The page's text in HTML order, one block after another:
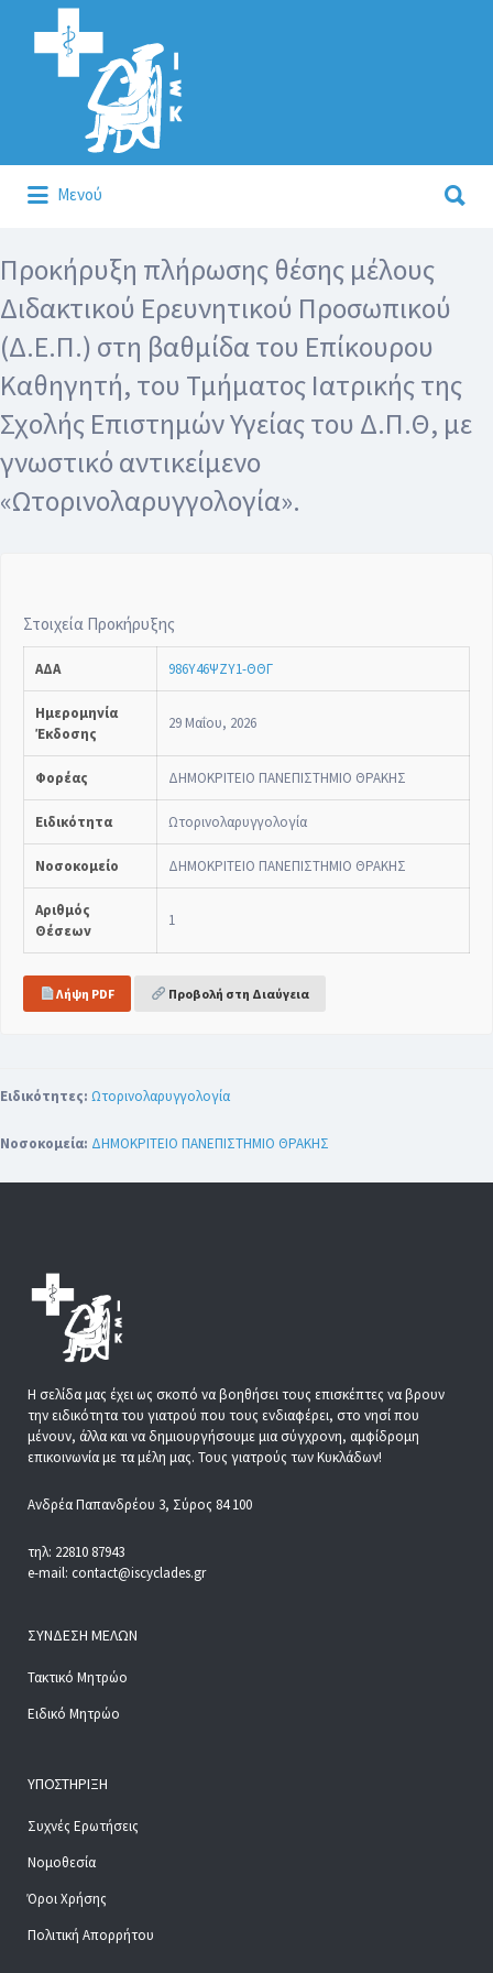
Αναζήτηση
για:
Μενού
για:
Προκήρυξη πλήρωσης θέσης μέλους
Διδακτικού Ερευνητικού Προσωπικού
(Δ.Ε.Π.) στη βαθμίδα του Επίκουρου
Καθηγητή, του Τμήματος Ιατρικής της
Σχολής Επιστημών Υγείας του Δ.Π.Θ, με
γνωστικό αντικείμενο
«Ωτορινολαρυγγολογία».
Στοιχεία Προκήρυξης
ΑΔΑ 986Υ46ΨΖΥ1-ΘΘΓ
Ημερομηνία
Έκδοσης
29 Μαΐου, 2026
Φορέας ΔΗΜΟΚΡΙΤΕΙΟ ΠΑΝΕΠΙΣΤΗΜΙΟ ΘΡΑΚΗΣ
Ειδικότητα Ωτορινολαρυγγολογία
Νοσοκομείο ΔΗΜΟΚΡΙΤΕΙΟ ΠΑΝΕΠΙΣΤΗΜΙΟ ΘΡΑΚΗΣ
Αριθμός
Θέσεων
1
Λήψη PDF Προβολή στη Διαύγεια
Ειδικότητες: Ωτορινολαρυγγολογία
Νοσοκομεία: ΔΗΜΟΚΡΙΤΕΙΟ ΠΑΝΕΠΙΣΤΗΜΙΟ ΘΡΑΚΗΣ
Η σελίδα μας έχει ως σκοπό να βοηθήσει τους επισκέπτες να βρουν
την ειδικότητα του γιατρού που τους ενδιαφέρει, στο νησί που
μένουν, άλλα και να δημιουργήσουμε μια σύγχρονη, αμφίδρομη
επικοινωνία με τα μέλη μας. Τους γιατρούς των Κυκλάδων!
Ανδρέα Παπανδρέου 3, Σύρος 84 100
τηλ: 22810 87943
e-mail: contact@iscyclades.gr
ΣΎΝΔΕΣΗ ΜΕΛΏΝ
Τακτικό Μητρώο
Ειδικό Μητρώο
ΥΠΟΣΤΉΡΙΞΗ
Συχνές Ερωτήσεις
Νομοθεσία
Όροι Χρήσης
Πολιτική Απορρήτου